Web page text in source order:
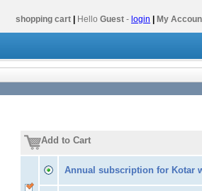
shopping cart Hello Guest - login My
Add to Cart
Annual subscription for Kotar